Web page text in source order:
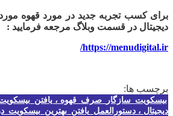
برای کسب تجربه جدید در مورد قهوه
دیجیتال در قسمت وبلاگ مرجعه فرمایید :
https://menudigital.ir/
برچسب ها:
بیسکویت_سازگار_صرف_قهوه ،
دیجیتال ،